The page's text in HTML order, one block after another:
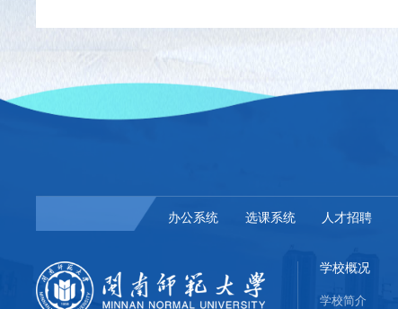
办公系统 选课系统 人才招聘
学校概况
学校简介